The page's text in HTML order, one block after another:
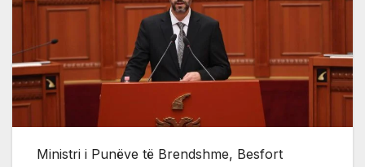
Ministri i Punëve të Brendshme, Besfort